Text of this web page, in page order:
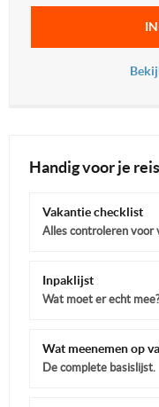
Handig voor je reis
Vakantie checklist
Alles controleren voor
Inpaklijst
Wat moet er echt mee?
Wat meenemen op
De complete basislijst.